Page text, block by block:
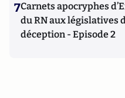
7Carnets apocryphes
du RN aux législatives
déception - Episode 2